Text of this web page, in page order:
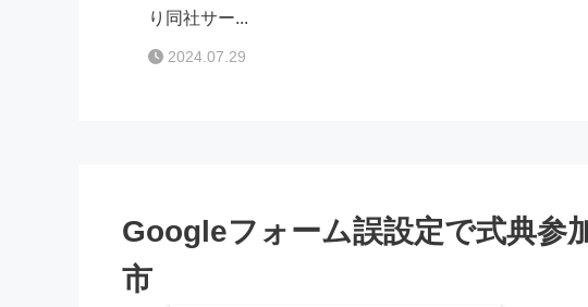
り同社サー...
2024.07.29
Googleフォーム誤設定で式典参
市